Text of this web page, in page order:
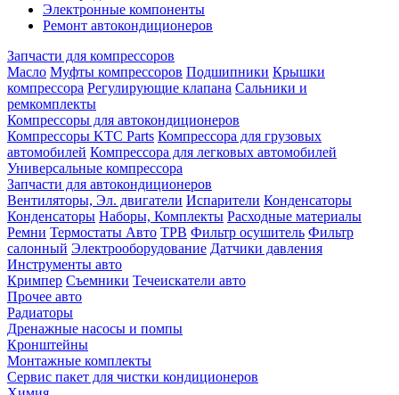
Электронные компоненты
Ремонт автокондиционеров
Запчасти для компрессоров
Масло Муфты компрессоров Подшипники Крышки
компрессора Регулирующие клапана Сальники и
ремкомплекты
Компрессоры для автокондиционеров
Компрессоры KTC Parts Компрессора для грузовых
автомобилей Компрессора для легковых автомобилей
Универсальные компрессора
Запчасти для автокондиционеров
Вентиляторы, Эл. двигатели Испарители Конденсаторы
Конденсаторы Наборы, Комплекты Расходные материалы
Ремни Термостаты Авто ТРВ Фильтр осушитель Фильтр
салонный Электрооборудование Датчики давления
Инструменты авто
Кримпер Съемники Течеискатели авто
Прочее авто
Радиаторы
Дренажные насосы и помпы
Кронштейны
Монтажные комплекты
Сервис пакет для чистки кондиционеров